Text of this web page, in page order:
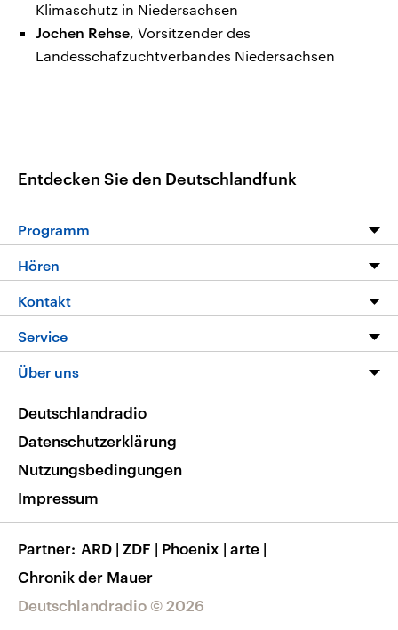
Klimaschutz in Niedersachsen
Jochen Rehse, Vorsitzender des
Landesschafzuchtverbandes Niedersachsen
Entdecken Sie den Deutschlandfunk
Programm
Programm
Die Nachrichten
Nachrichtenleicht
Neue Beiträge auf dlf.de
Hören
Livestream
Podcasts
Deutschlandfunk App
Nachrichten App
Frequenzen
Kontakt
Hörerservice
Service
FAQ
Veranstaltungen
Musikliste
RSS
Über uns
Barrierefreiheit
Deutschlandradio © 2026
Deutschlandradio
Datenschutzerklärung
Nutzungsbedingungen
Impressum
Partner ARD | ZDF | Phoenix | arte |
Chronik der Mauer